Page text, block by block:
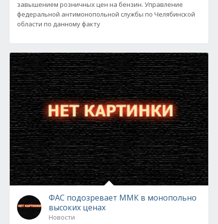
завышением розничных цен на бензин. Управление
федеральной антимонопольной службы по Челябинской
области по данному факту
ФАС подозревает ММК в монопольно
высоких ценах
Новости